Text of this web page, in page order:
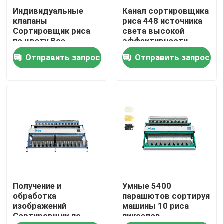
Дома
О Компании
Контакты
Сортировщица цвета риса
Сортировщица цвета пшеницы
Индивидуальные
клапаны
Сортировщик риса
по цвету Все
светодиодные
лампыОтправить запрос
Канал сортировщика
риса 448 источника
света высокой
эффективности
надежный
Отправить запрос
Получение и
обработка
изображений
Сортировщик по
Умные 5400
парашютов сортируя
машины 10 риса
пикселов